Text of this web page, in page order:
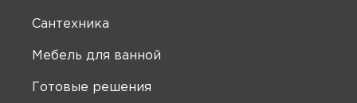
Сантехника
Мебель для ванной
Готовые решения